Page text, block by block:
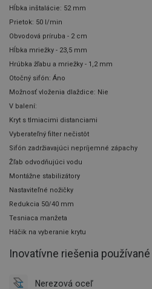
Hĺbka inštalácie: 52 mm
Prietok: 50 l/min
Obvodová príruba - 2 cm
Hĺbka mriežky - 23,5 mm
Hrúbka žľabu a mriežky - 1,2 mm
Otočný sifón: Áno
Možnosť vloženia dlaždice: Nie
V balení:
Kryt s tlmiacimi distanciami
Vyberateľný filter nečistôt
Sifón zadržiavajúci nepríjemné zápachy
Žľab odvodňujúci vodu
Montážne stabilizátory
Nastaviteľné nožičky
Redukcia 50/40 mm
Tesniaca manžeta
Háčik na vyberanie krytu
Inovatívne riešenia
Nerezová oceľ